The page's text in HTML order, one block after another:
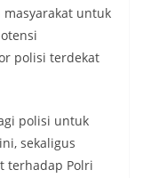
untuk
polisi terdekat
polisi untuk
sekaligus
terhadap Polri